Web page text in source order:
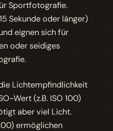
Sportfotografie.
Sekunde oder länger)
eignen sich für
oder seidiges
Lichtempfindlichkeit
Wert (z.B. ISO 100)
aber viel Licht.
ermöglichen